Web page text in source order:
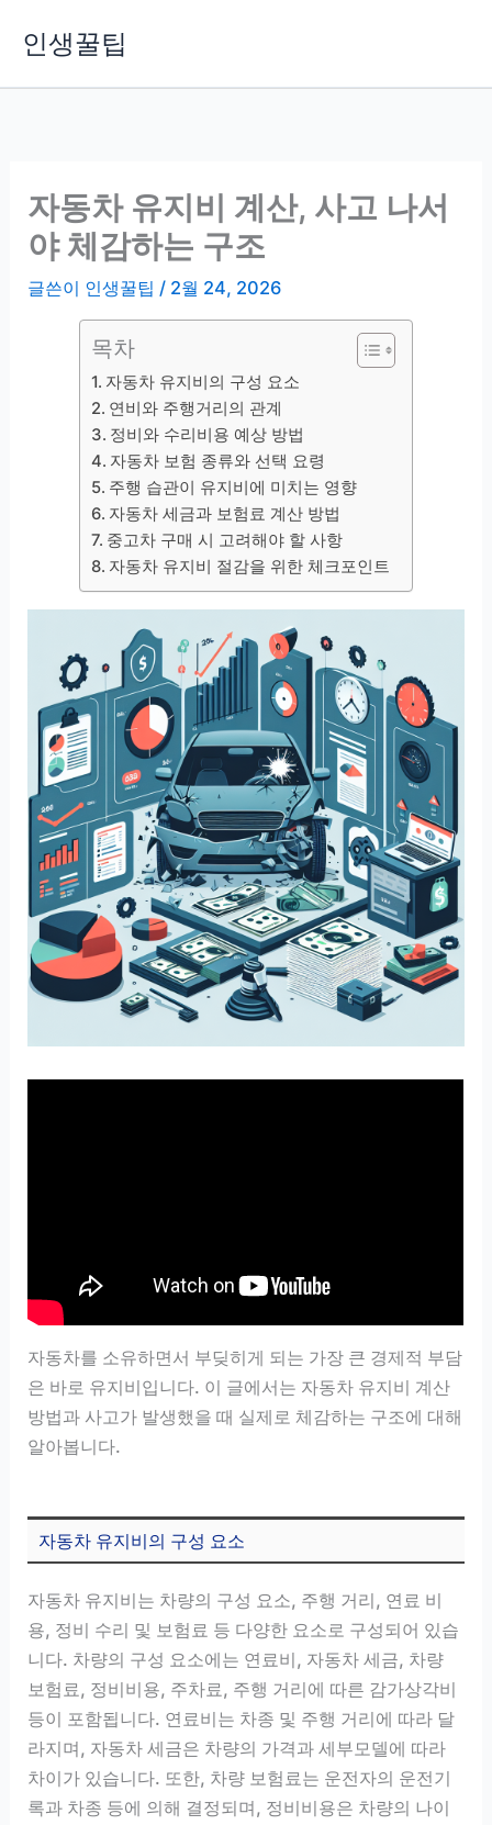
인생꿀팁
자동차 유지비 계산, 사고 나서
야 체감하는 구조
글쓴이 인생꿀팁 / 2월 24, 2026
목차
자동차 유지비의 구성 요소
연비와 주행거리의 관계
정비와 수리비용 예상 방법
자동차 보험 종류와 선택 요령
주행 습관이 유지비에 미치는 영향
자동차 세금과 보험료 계산 방법
중고차 구매 시 고려해야 할 사항
자동차 유지비 절감을 위한 체크포인트
자동차를 소유하면서 부딪히게 되는 가장 큰 경제적 부담
은 바로 유지비입니다. 이 글에서는 자동차 유지비 계산
방법과 사고가 발생했을 때 실제로 체감하는 구조에 대해
알아봅니다.
자동차 유지비의 구성 요소
자동차 유지비는 차량의 구성 요소, 주행 거리, 연료 비
용, 정비 수리 및 보험료 등 다양한 요소로 구성되어 있습
니다. 차량의 구성 요소에는 연료비, 자동차 세금, 차량
보험료, 정비비용, 주차료, 주행 거리에 따른 감가상각비
등이 포함됩니다. 연료비는 차종 및 주행 거리에 따라 달
라지며, 자동차 세금은 차량의 가격과 세부모델에 따라
차이가 있습니다. 또한, 차량 보험료는 운전자의 운전기
록과 차종 등에 의해 결정되며, 정비비용은 차량의 나이